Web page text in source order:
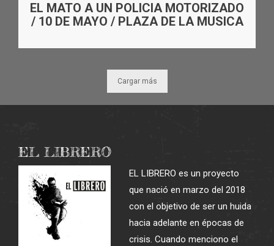
EL MATO A UN POLICIA MOTORIZADO
/ 10 DE MAYO / PLAZA DE LA MUSICA
Cargar más
EL LIBRERO
EL LIBRERO es un proyecto
que nació en marzo del 2018
con el objetivo de ser un huida
hacia adelante en épocas de
crisis. Cuando menciono el